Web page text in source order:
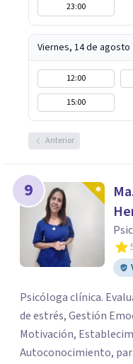
23:00
Viernes, 14 de agosto
12:00
15:00
Anterior
9
Psicóloga clínica.
de estrés, Gestión
Motivación,
Autoconocimiento,